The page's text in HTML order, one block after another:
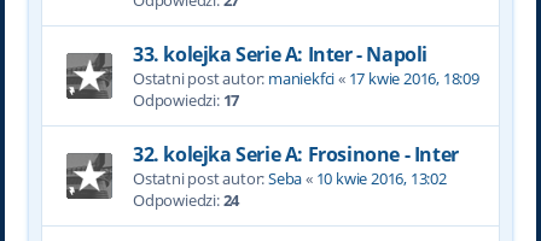
33. kolejka Serie A: Inter - Napoli
Ostatni post autor: maniekfci« 17 kwie 2016, 18:09
Odpowiedzi: 17
32. kolejka Serie A: Frosinone - Inter
Ostatni post autor:Seba« 10 kwie 2016, 13:02
Odpowiedzi:24